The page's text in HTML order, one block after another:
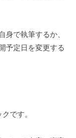
身で執筆するか、
予定日を変更する
です。